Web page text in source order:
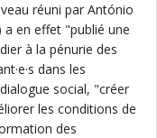
réuni par António
a en effet "publié une
à la pénurie des
dans les
social, "créer
les conditions de
des